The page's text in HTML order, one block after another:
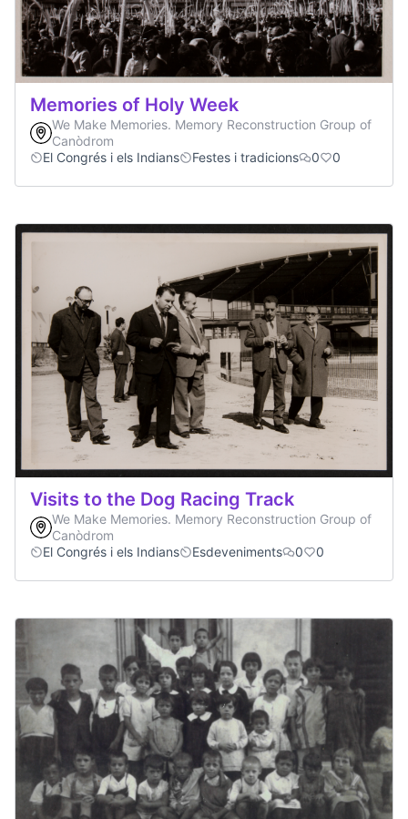
Memories of Holy Week
We Make Memories. Memory Reconstruction Group of
Canòdrom
El Congrés i els Indians
Festes i tradicions 0 0
Visits to the Dog Racing Track
We Make Memories. Memory Reconstruction Group of
Canòdrom
El Congrés i els Indians
Esdeveniments 0 0